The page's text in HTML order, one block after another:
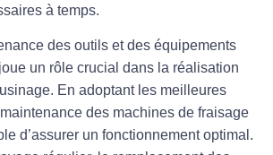
à temps.
des outils et des équipements
un rôle crucial dans la réalisation
En adoptant les meilleures
des machines de fraisage
d’assurer un fonctionnement optimal.